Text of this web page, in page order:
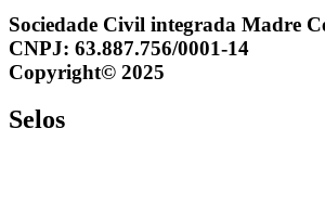
Sociedade Civil integrada Madre
CNPJ: 63.887.756/0001-14
Copyright© 2025
Selos